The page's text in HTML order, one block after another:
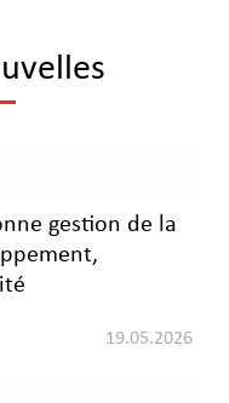
gestion de la
19.05.2026